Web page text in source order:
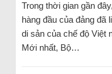
Trong thời gian gần
hàng đầu của đảng đã
di sản của chế độ Việt
Mới nhất, Bộ…